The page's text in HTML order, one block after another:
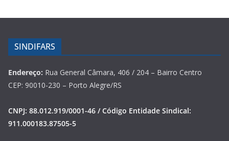
SINDIFARS
Endereço: Rua General Câmara, 406 / 204 – Bairro Centro
CEP: 90010-230 – Porto Alegre/RS
CNPJ: 88.012.919/0001-46 / Código Entidade Sindical:
911.000183.87505-5